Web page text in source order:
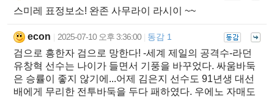
스미레 표정보소! 완존 사무라이 라시이 ~~
econ 2025-07-10 오후 3:36:00 동감 1
검으로 흥한자 검으로 망한다! -세계 제일의 공격수-라던
유창혁 선수는 나이가 들면서 기풍을 바꾸었다. 싸움바둑
은 승률이 좋지 않기에...어제 김은지 선수도 91년생 대선
배에게 무리한 전투바둑을 두다 패하였다. 우에노 자매도